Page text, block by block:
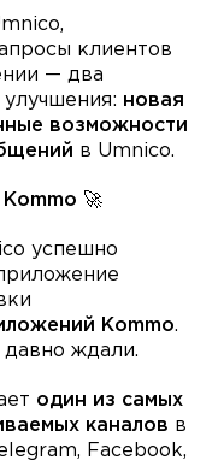
клиентов
— два
новая
возможности
в Umnico.
🚀
успешно
Kommo.
ждали.
один из самых
каналов в
Facebook,